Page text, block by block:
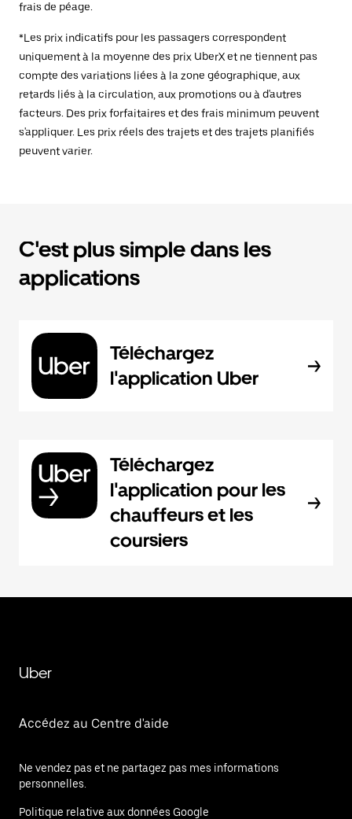
frais de péage.
*Les prix indicatifs pour les passagers correspondent
uniquement à la moyenne des prix UberX et ne tiennent pas
compte des variations liées à la zone géographique, aux
retards liés à la circulation, aux promotions ou à d'autres
facteurs. Des prix forfaitaires et des frais minimum peuvent
s'appliquer. Les prix réels des trajets et des trajets planifiés
peuvent varier.
C'est plus simple dans les
applications
Téléchargez
l'application Uber
Téléchargez
l'application pour les
chauffeurs et les
coursiers
Uber
Accédez au Centre d'aide
Ne vendez pas et ne partagez pas mes informations
personnelles.
Politique relative aux données Google